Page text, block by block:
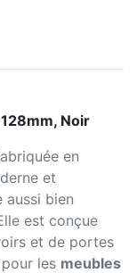
Noir
en
et
aussi bien
est conçue
et de portes
les meubles